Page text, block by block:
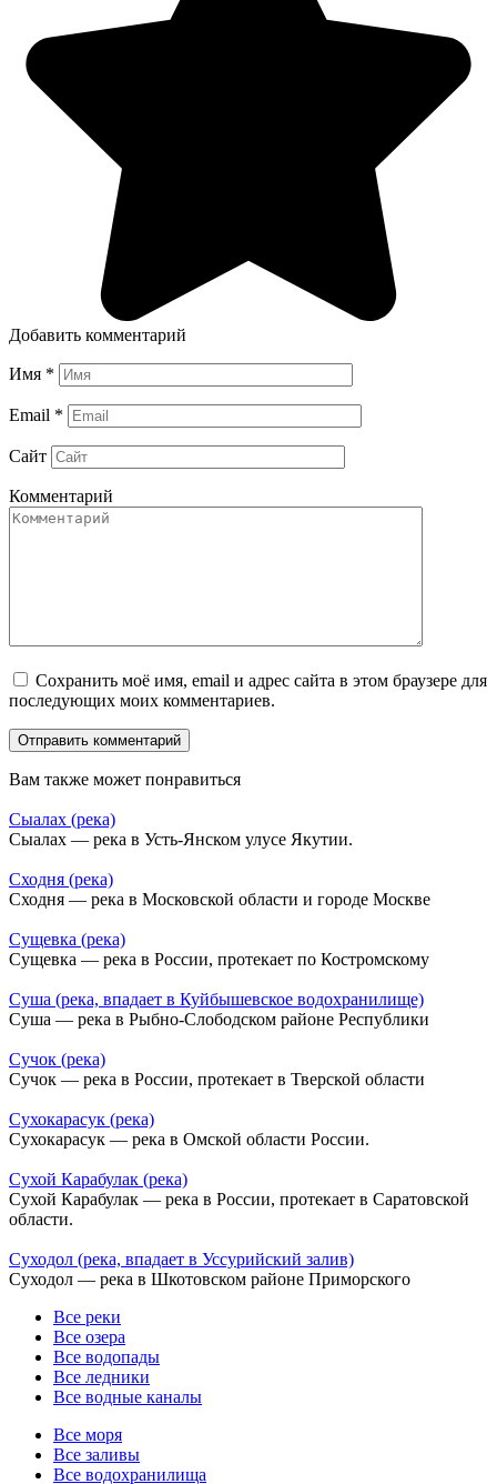
Добавить комментарий
Имя *
Email *
Сайт
Комментарий
Сохранить моё имя, email и адрес сайта в этом браузере для
последующих моих комментариев.
Вам также может понравиться
Сыалах (река)
Сыалах — река в Усть-Янском улусе Якутии.
Сходня (река)
Сходня — река в Московской области и городе Москве
Сущевка (река)
Сущевка — река в России, протекает по Костромскому
Суша (река, впадает в Куйбышевское водохранилище)
Суша — река в Рыбно-Слободском районе Республики
Сучок (река)
Сучок — река в России, протекает в Тверской области
Сухокарасук (река)
Сухокарасук — река в Омской области России.
Сухой Карабулак (река)
Сухой Карабулак — река в России, протекает в Саратовской
области.
Суходол (река, впадает в Уссурийский залив)
Суходол — река в Шкотовском районе Приморского
Все реки
Все озера
Все водопады
Все ледники
Все водные каналы
Все моря
Все заливы
Все водохранилища